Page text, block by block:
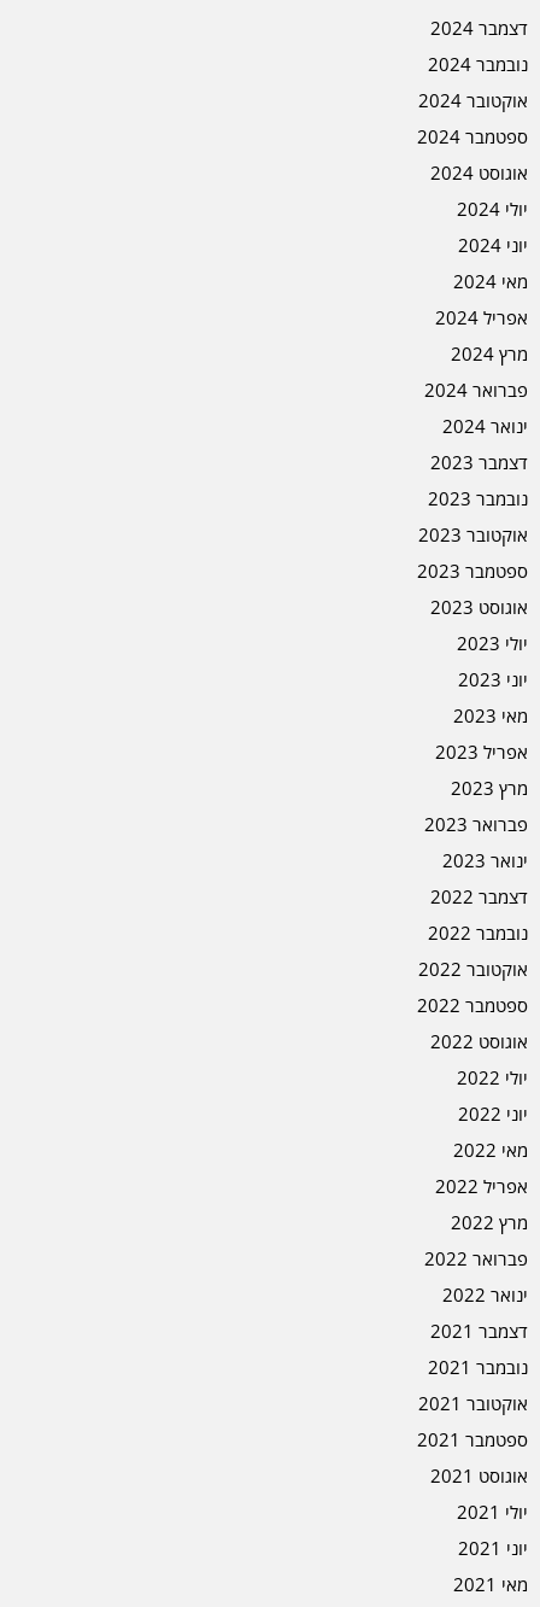
דצמבר 2024
נובמבר 2024
אוקטובר 2024
ספטמבר 2024
אוגוסט 2024
יולי 2024
יוני 2024
מאי 2024
אפריל 2024
מרץ 2024
פברואר 2024
ינואר 2024
דצמבר 2023
נובמבר 2023
אוקטובר 2023
ספטמבר 2023
אוגוסט 2023
יולי 2023
יוני 2023
מאי 2023
אפריל 2023
מרץ 2023
פברואר 2023
ינואר 2023
דצמבר 2022
נובמבר 2022
אוקטובר 2022
ספטמבר 2022
אוגוסט 2022
יולי 2022
יוני 2022
מאי 2022
אפריל 2022
מרץ 2022
פברואר 2022
ינואר 2022
דצמבר 2021
נובמבר 2021
אוקטובר 2021
ספטמבר 2021
אוגוסט 2021
יולי 2021
יוני 2021
מאי 2021